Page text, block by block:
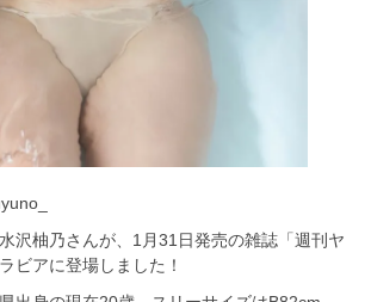
沢柚乃さんが、1月31日発売の雑誌「週刊ヤ
ビアに登場しました！